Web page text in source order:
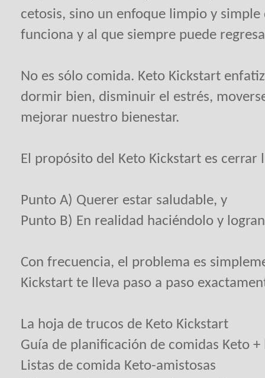
cetosis, sino un enfoque limpio y simple
funciona y al que siempre puede
No es sólo comida. Keto Kickstart
dormir bien, disminuir el estrés,
mejorar nuestro bienestar.
El propósito del Keto Kickstart es cerrar
Punto A) Querer estar saludable, y
Punto B) En realidad haciéndolo y
Con frecuencia, el problema es
Kickstart te lleva paso a paso
La hoja de trucos de Keto Kickstart
Guía de planificación de comidas Keto
Listas de comida Keto-amistosas